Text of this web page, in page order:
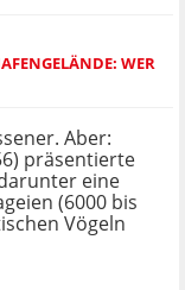
WER
Aber:
präsentierte
eine
(6000 bis
Vögeln